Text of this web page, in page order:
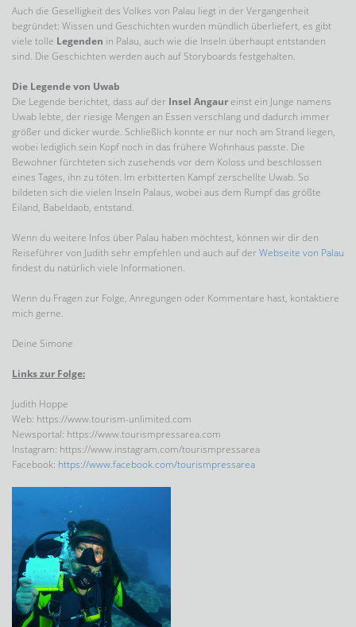
Auch die Geselligkeit des Volkes von Palau liegt in der Vergangenheit
begründet: Wissen und Geschichten wurden mündlich überliefert, es gibt
viele tolle Legenden in Palau, auch wie die Inseln überhaupt entstanden
sind. Die Geschichten werden auch auf Storyboards festgehalten.
Die Legende von Uwab
Die Legende berichtet, dass auf der Insel Angaureinst ein Junge namens
Uwab lebte, der riesige Mengen an Essen verschlang und dadurch immer
größer und dicker wurde. Schließlich konnte er nur noch am Strand liegen,
wobei lediglich sein Kopf noch in das frühere Wohnhaus passte. Die
Bewohner fürchteten sich zusehends vor dem Koloss und beschlossen
eines Tages, ihn zu töten. Im erbitterten Kampf zerschellte Uwab. So
bildeten sich die vielen Inseln Palaus, wobei aus dem Rumpf das größte
Eiland, Babeldaob, entstand.
Wenn du weitere Infos über Palau haben möchtest, können wir dir den
Reiseführer von Judith sehr empfehlen und auch auf der Webseite von Palau
findest du natürlich viele Informationen.
Wenn du Fragen zur Folge, Anregungen oder Kommentare hast, kontaktiere
mich gerne.
Deine Simone
Links zur Folge:
Judith Hoppe
Web: https://www.tourism-unlimited.com
Newsportal: https://www.tourismpressarea.com
Instagram: https://www.instagram.com/tourismpressarea
Facebook: https://www.facebook.com/tourismpressarea